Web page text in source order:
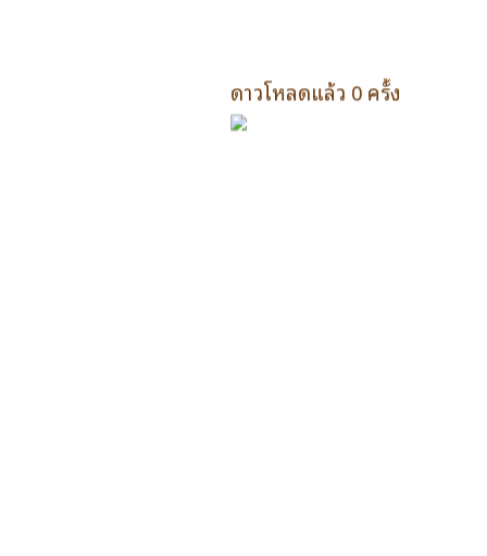
ดาวโหลดแล้ว 0 ครั้ง